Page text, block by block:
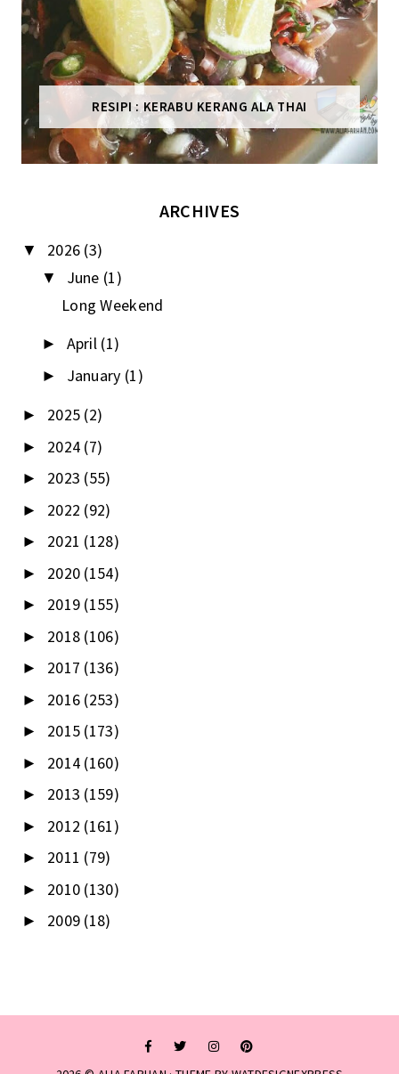
RESIPI : KERABU KERANG ALA THAI
ARCHIVES
▼ 2026 (3)
▼ June (1)
Long Weekend
► April (1)
► January (1)
► 2025 (2)
► 2024 (7)
► 2023 (55)
► 2022 (92)
► 2021 (128)
► 2020 (154)
► 2019 (155)
► 2018 (106)
► 2017 (136)
► 2016 (253)
► 2015 (173)
► 2014 (160)
► 2013 (159)
► 2012 (161)
► 2011 (79)
► 2010 (130)
► 2009 (18)